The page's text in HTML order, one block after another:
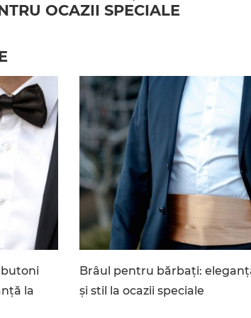
OCAZII SPECIALE
butoni
la
Brâul pentru bărbați:
și stil la ocazii speciale